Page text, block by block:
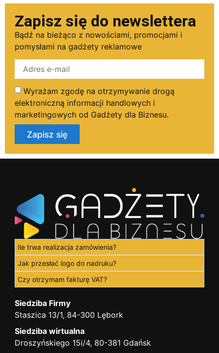
Zapisz się do newslettera
Bądź na bieżąco z nowościami, promocjami i
pomysłami na gadżety reklamowe
Wyrażam zgodę na otrzymywanie drogą
elektroniczną informacji handlowych i
marketingowych od Gadżety dla Biznesu.
Zapisz się
Ile trwa realizacja zamówienia?
Jak przesłać logo do nadruku?
Czy otrzymam fakturę VAT?
Siedziba Firmy
Staszica 13/1, 84-300 Lębork
Siedziba wirtualna
Droszyńskiego 15i/4, 80-381 Gdańsk